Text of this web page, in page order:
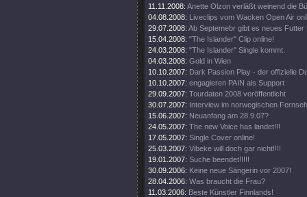
11.11.2008: Anette Olzon verläßt weinend die
04.08.2008: Liveclips vom Wacken Open Air
29.07.2008: Ab Septemebr gibt es neues Futter
15.04.2008: "The Islander" Clip online!
24.03.2008: "The Islander" Single kommt.
04.03.2008: Gold in Wien
10.10.2007: Dark Passion Play - der offizielle
10.10.2007: engagieren PAIN als Support
29.09.2007: Tourdaten 2008 veröffentlicht
30.07.2007: Interview im norwegischen
15.06.2007: Neuanfang am 28.9.07?
24.05.2007: The new Voice has landet!!!
17.05.2007: Single Cover online!
25.03.2007: Vibeke will doch gar nicht!!!!
19.01.2007: Suche beendet!!!!!
30.09.2006: Keine neue Sängerin vor 2007!
28.04.2006: Was braucht die Frau?
11.03.2006: Beste Künstler Finnlands!